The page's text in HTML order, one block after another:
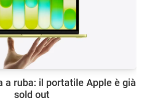
a ruba: il portatile Apple è già
sold out